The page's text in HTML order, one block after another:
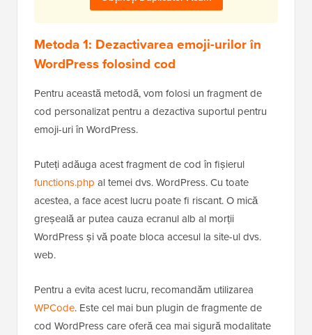
Metoda 1: Dezactivarea emoji-urilor în
WordPress folosind cod
Pentru această metodă, vom folosi un fragment de
cod personalizat pentru a dezactiva suportul pentru
emoji-uri în WordPress.
Puteți adăuga acest fragment de cod în fișierul
functions.php al temei dvs. WordPress. Cu toate
acestea, a face acest lucru poate fi riscant. O mică
greșeală ar putea cauza ecranul alb al morții
WordPress și vă poate bloca accesul la site-ul dvs.
web.
Pentru a evita acest lucru, recomandăm utilizarea
WPCode. Este cel mai bun plugin de fragmente de
cod WordPress care oferă cea mai sigură modalitate